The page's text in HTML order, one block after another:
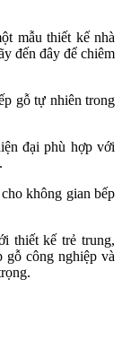
mẫu thiết kế nhà
đến đây để chiêm
gỗ tự nhiên trong
đại phù hợp với
không gian bếp
thiết kế trẻ trung,
gỗ công nghiệp và